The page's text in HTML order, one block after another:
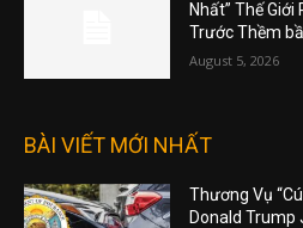
Nhất” Thế
Trước Thềm
August 5, 2026
BÀI VIẾT MỚI NHẤT
Thương Vụ
Donald Trump